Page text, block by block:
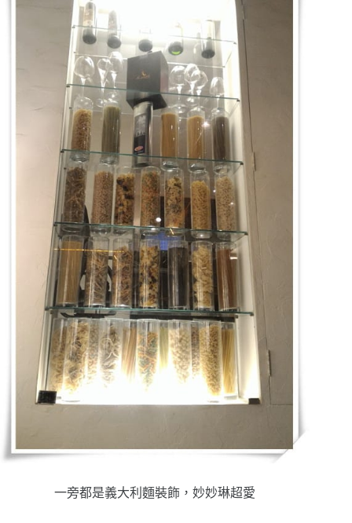
一旁都是義大利麵裝飾，妙妙琳超愛